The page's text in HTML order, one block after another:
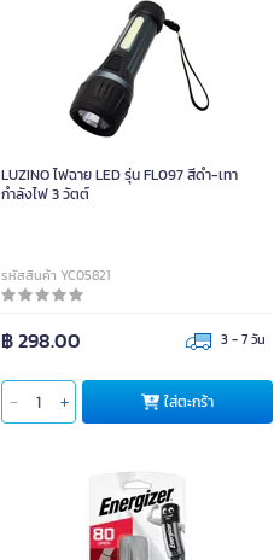
LUZINO ไฟฉาย LED รุ่น FL097 สีดำ-เทา
กำลังไฟ 3 วัตต์
รหัสสินค้า YC05821
฿ 298.00 3 - 7 วัน
ใส่ตะกร้า